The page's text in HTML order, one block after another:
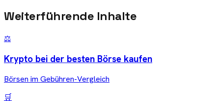
Weiterführende Inhalte
⚖️
Krypto bei der besten Börse kaufen
Börsen im Gebühren-Vergleich
🛒